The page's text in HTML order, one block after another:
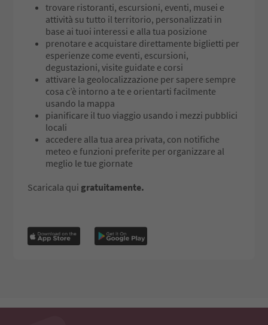
trovare ristoranti, escursioni, eventi, musei e
attività su tutto il territorio, personalizzati in
base ai tuoi interessi e alla tua posizione
prenotare e acquistare direttamente biglietti per
esperienze come eventi, escursioni,
degustazioni, visite guidate e corsi
attivare la geolocalizzazione per sapere sempre
cosa c’è intorno a te e orientarti facilmente
usando la mappa
pianificare il tuo viaggio usando i mezzi pubblici
locali
accedere alla tua area privata, con notifiche
meteo e funzioni preferite per organizzare al
meglio le tue giornate
Scaricala qui gratuitamente.